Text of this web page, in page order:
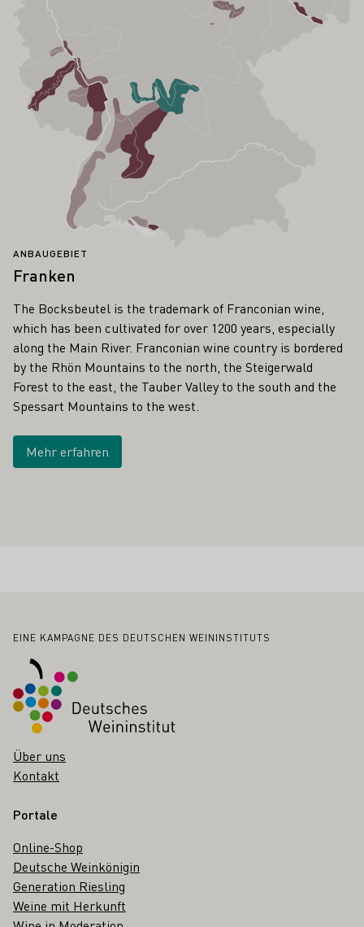
ANBAUGEBIET
Franken
The Bocksbeutel is the trademark of Franconian wine,
which has been cultivated for over 1200 years, especially
along the Main River. Franconian wine country is bordered
by the Rhön Mountains to the north, the Steigerwald
Forest to the east, the Tauber Valley to the south and the
Spessart Mountains to the west.
Mehr erfahren
Fußbereich
EINE KAMPAGNE DES DEUTSCHEN WEININSTITUTS
Über uns
Kontakt
Portale
Online-Shop
Deutsche Weinkönigin
Generation Riesling
Weine mit Herkunft